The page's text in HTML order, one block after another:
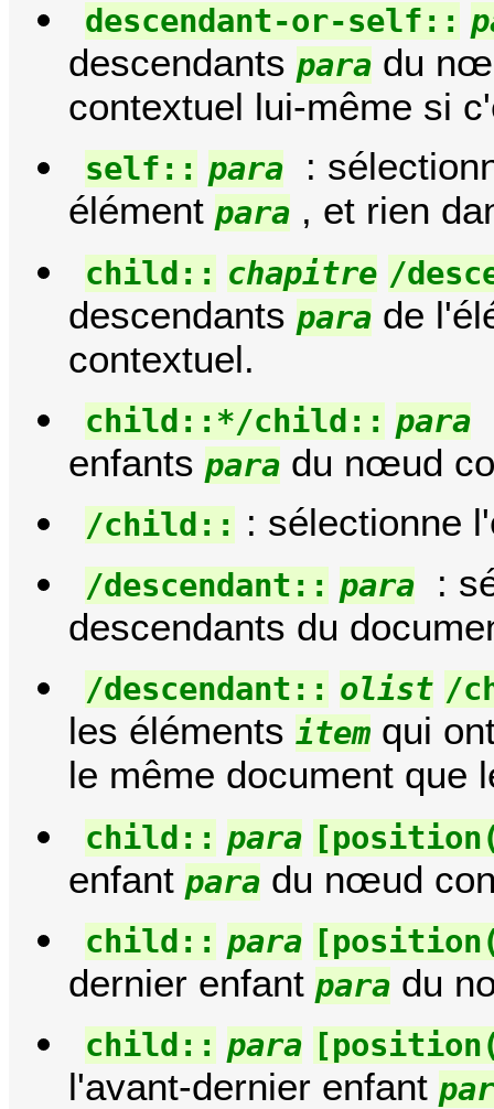
descendant-or-self::
descendants para du
contextuel lui-même si
self:: para
:
élément para , et rien
child:: chapitre /
descendants para de
contextuel.
child::*/child:: para
enfants para du nœud
/child:: : sélectionne
/descendant:: para
:
descendants du
/descendant:: olist /
les élémentsitem qui
le même document
child:: para
enfant para du nœud
child:: para
dernier enfant para du
child:: para
l'avant-dernier enfant